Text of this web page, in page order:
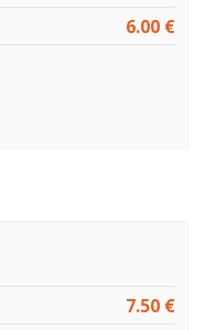
6.00 €
7.50 €